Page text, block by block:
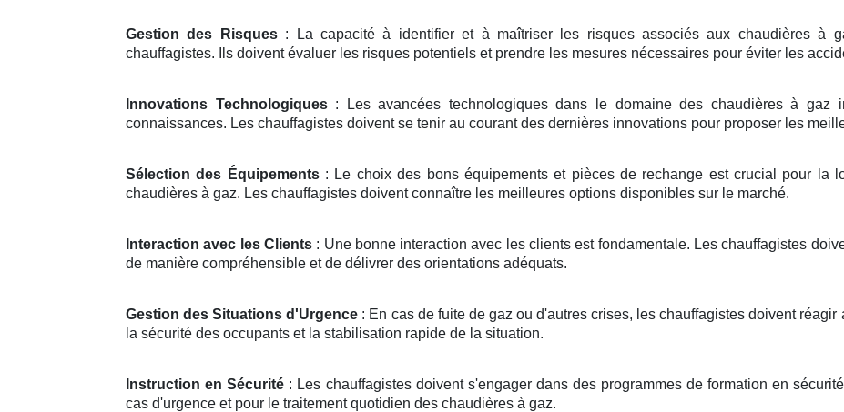
Gestion des Risques: La capacité à identifier et à maîtriser les risques associés aux chaudières à
chauffagistes. Ils doivent évaluer les risques potentiels et prendre les mesures nécessaires pour éviter les
Innovations Technologiques: Les avancées technologiques dans le domaine des chaudières à gaz
connaissances. Les chauffagistes doivent se tenir au courant des dernières innovations pour proposer les
Sélection des Équipements: Le choix des bons équipements et pièces de rechange est crucial pour la
chaudières à gaz. Les chauffagistes doivent connaître les meilleures options disponibles sur le marché.
Interaction avec les Clients: Une bonne interaction avec les clients est fondamentale. Les chauffagistes
de manière compréhensible et de délivrer des orientations adéquats.
Gestion des Situations d'Urgence : En cas de fuite de gaz ou d'autres crises, les chauffagistes doivent
la sécurité des occupants et la stabilisation rapide de la situation.
Instruction en Sécurité : Les chauffagistes doivent s'engager dans des programmes de formation en
cas d'urgence et pour le traitement quotidien des chaudières à gaz.